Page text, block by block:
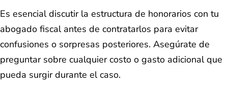
Es esencial discutir la estructura de honorarios con tu
abogado fiscal antes de contratarlos para evitar
confusiones o sorpresas posteriores. Asegúrate de
preguntar sobre cualquier costo o gasto adicional que
pueda surgir durante el caso.